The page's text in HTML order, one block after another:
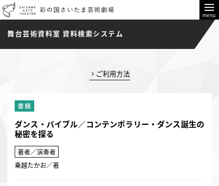
menu
舞台芸術資料室 資料検索システム
ご利用方法
ダンス・バイブル／コンテンポラリー・ダンス誕生の
秘密を探る
著者／演奏者
乗越たかお／著